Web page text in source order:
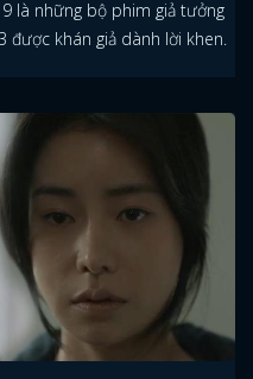
là những bộ phim giả tưởng
khán giả dành lời khen.